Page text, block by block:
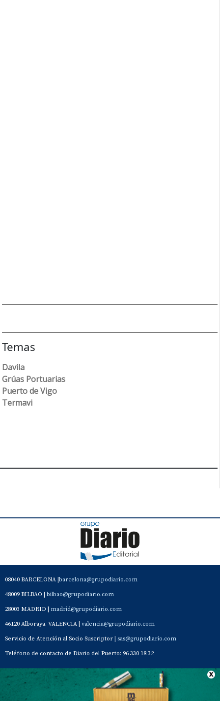
Temas
Davila
Grúas Portuarias
Puerto de Vigo
Termavi
08040 BARCELONA | barcelona@grupodiario.com
48009 BILBAO | bilbao@grupodiario.com
28003 MADRID | madrid@grupodiario.com
46120 Alboraya. VALENCIA | valencia@grupodiario.com
Servicio de Atención al Socio Suscriptor | sas@grupodiario.com
Teléfono de contacto de Diario del Puerto: 96 330 18 32
Contacto Aviso Legal Quiénes somos Política de privacidad